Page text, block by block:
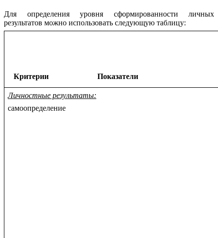
Для определения уровня сформированности личных
результатов можно использовать следующую таблицу:
Критерии Показатели
Личностные результаты:
самоопределение